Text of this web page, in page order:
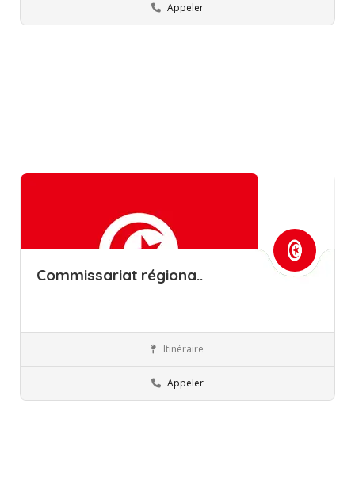
Appeler
Commissariat régiona..
Commissions régionales de l’éducation
Itinéraire
Appeler